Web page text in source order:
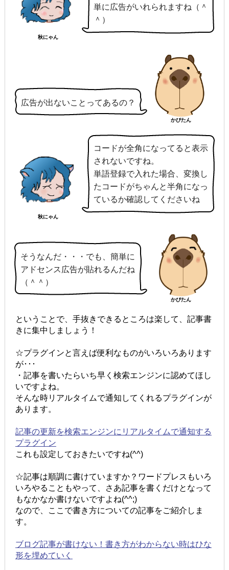
秋にゃん
単に広告がいれられますね（＾
＾）
広告が出ないことってあるの？
かぴたん
秋にゃん
コードが全角になってると表示
されないですね。
単語登録で入れた場合、変換し
たコードがちゃんと半角になっ
ているか確認してくださいね
そうなんだ・・・でも、簡単に
アドセンス広告が貼れるんだね
（＾＾）
かぴたん
ということで、手抜きできるところは楽して、記事書
きに集中しましょう！
☆プラグインと言えば便利なものがいろいろあります
が･･･
・記事を書いたらいち早く検索エンジンに認めてほし
いですよね。
そんな時リアルタイムで通知してくれるプラグインが
あります。
記事の更新を検索エンジンにリアルタイムで通知する
プラグイン
これも設定しておきたいですね(^^)
☆記事は順調に書けていますか？ワードプレスもいろ
いろやることもやって、さあ記事を書くだけとなって
もなかなか書けないですよね(^^;)
なので、ここで書き方についての記事をご紹介しま
す。
ブログ記事が書けない！書き方がわからない時はひな
形を埋めていく